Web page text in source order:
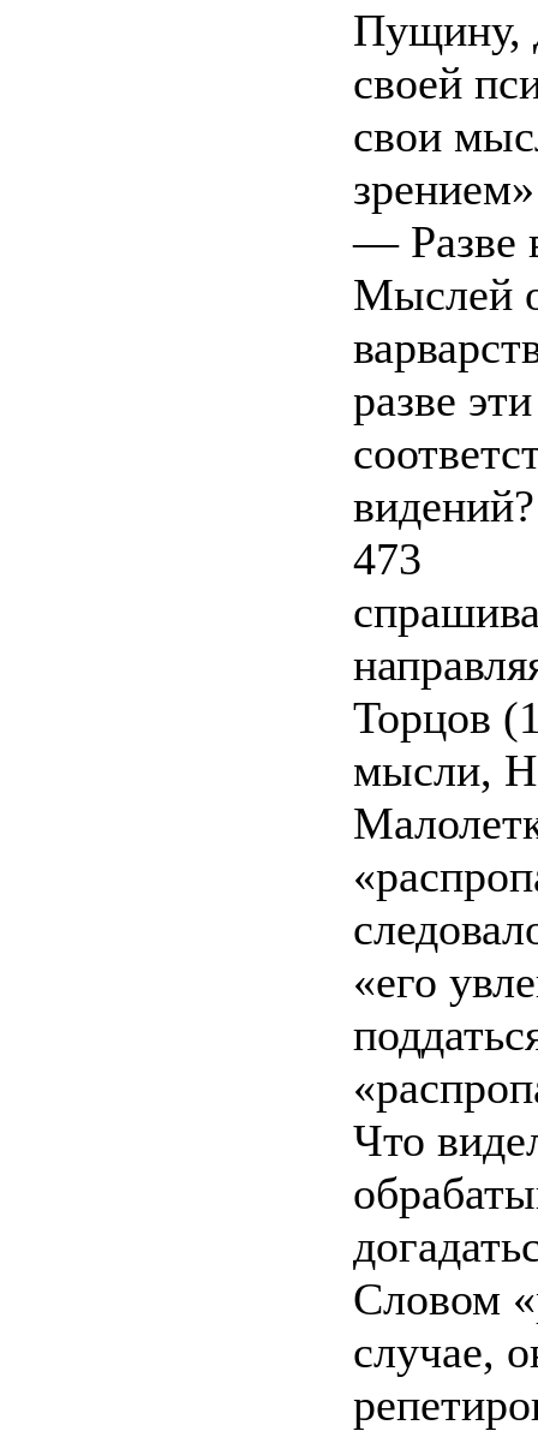
Пущину,
своей
свои
— Разве
Мыслей
разве
473
Торцов
мысли,
«его
Что
Словом
случае,